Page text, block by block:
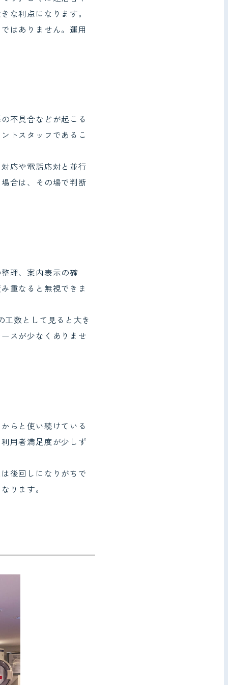
な利点になります。
はありません。運用
不具合などが起こる
トスタッフであるこ
応や電話応対と並行
合は、その場で判断
理、案内表示の確
重なると無視できま
工数として見ると大き
スが少なくありませ
らと使い続けている
用者満足度が少しず
後回しになりがちで
ります。